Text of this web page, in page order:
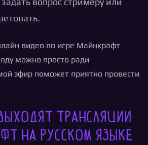
видео по игре Майнкрафт
можно просто ради
эфир поможет приятно провести
трансляции
на русском языке